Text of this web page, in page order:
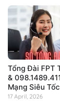
Tổng Đài FPT
&
Mạng Siêu
17 April, 2026